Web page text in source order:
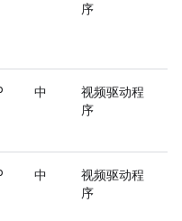
序
中
视频驱动程
序
中
视频驱动程
序